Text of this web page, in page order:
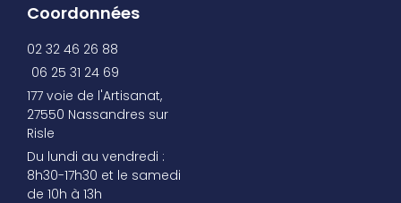
Coordonnées
02 32 46 26 88
06 25 31 24 69
177 voie de l'Artisanat,
27550 Nassandres sur
Risle
Du lundi au vendredi :
8h30-17h30 et le samedi
de 10h à 13h